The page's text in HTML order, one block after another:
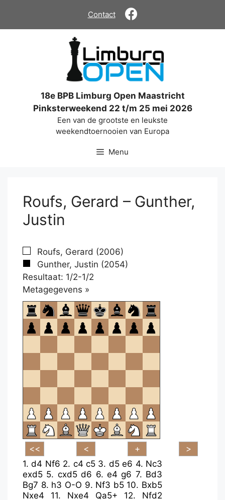
de
Contact
18e BPB Limburg Open Maastricht
Pinksterweekend 22 t/m 25 mei 2026
Een van de grootste en leukste
weekendtoernooien van Europa
Menu
Roufs, Gerard – Gunther,
Justin
Roufs, Gerard (2006)
Gunther, Justin (2054)
Resultaat: 1/2-1/2
Metagegevens »
om
te
openen.
1.d4 Nf6 2. c4 c5 3. d5 e6 4. Nc3
exd5 5. cxd5 d6 6. e4 g6 7. Bd3
Bg7 8. h3 O-O 9. Nf3 b5 10. Bxb5
Nxe4
11. Nxe4 Qa5+ 12. Nfd2